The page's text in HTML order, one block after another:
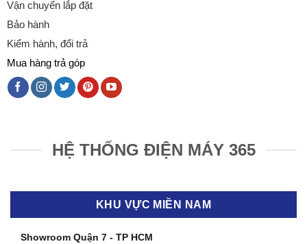
Vận chuyển lắp đặt
Bảo hành
Kiểm hành, đổi trả
Mua hàng trả góp
HỆ THỐNG ĐIỆN MÁY 365
KHU VỰC MIỀN NAM
Showroom Quận 7 - TP HCM